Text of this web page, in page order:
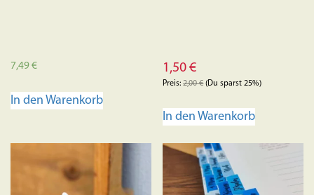
7,49€
In den Warenkorb
1,50€
Preis:2,00€(Du sparst 25%)
In den Warenkorb